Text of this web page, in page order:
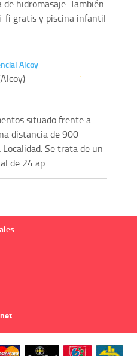
hidromasaje. También
gratis y piscina infantil
Alcoy
situado frente a
distancia de 900
Se trata de un
de 24 ap...